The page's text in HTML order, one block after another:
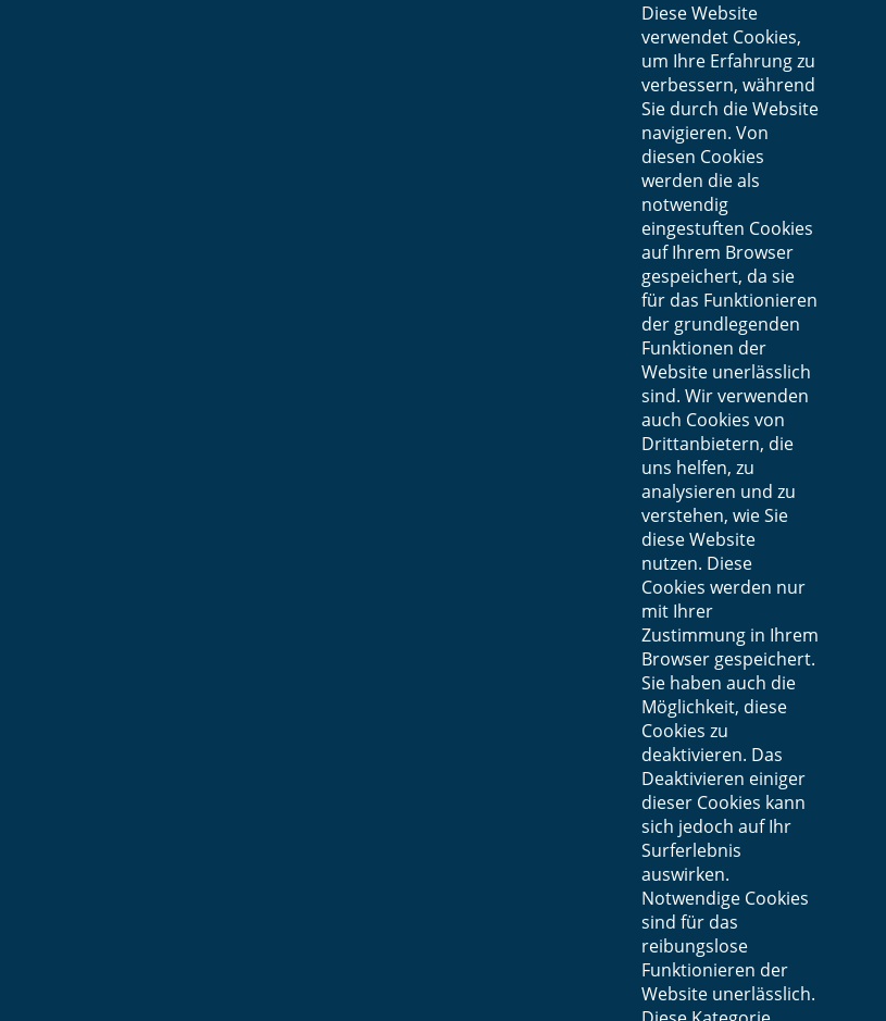
Diese Website
verwendet Cookies,
um Ihre Erfahrung zu
verbessern, während
Sie durch die Website
navigieren. Von
diesen Cookies
werden die als
notwendig
eingestuften Cookies
auf Ihrem Browser
gespeichert, da sie
für das Funktionieren
der grundlegenden
Funktionen der
Website unerlässlich
sind. Wir verwenden
auch Cookies von
Drittanbietern, die
uns helfen, zu
analysieren und zu
verstehen, wie Sie
diese Website
nutzen. Diese
Cookies werden nur
mit Ihrer
Zustimmung in Ihrem
Browser gespeichert.
Sie haben auch die
Möglichkeit, diese
Cookies zu
deaktivieren. Das
Deaktivieren einiger
dieser Cookies kann
sich jedoch auf Ihr
Surferlebnis
auswirken.
Notwendige Cookies
sind für das
reibungslose
Funktionieren der
Website unerlässlich.